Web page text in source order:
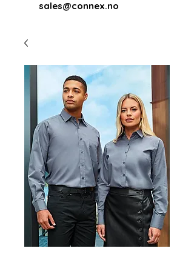
sales@connex.no